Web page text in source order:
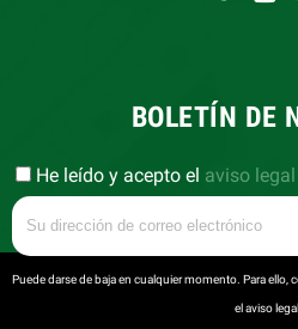
BOLETÍN DE
He leído y acepto el aviso legal
Puede darse de baja en cualquier momento. Para
el aviso legal.